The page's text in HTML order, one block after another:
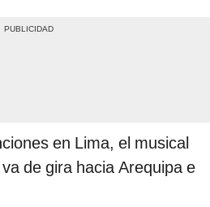
en Lima, el musical
de gira hacia Arequipa e